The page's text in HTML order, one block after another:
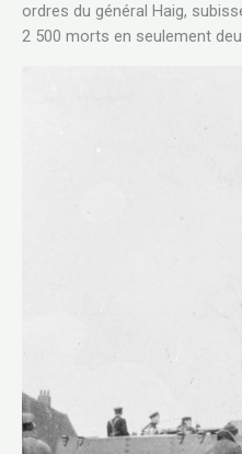
ordres du général Haig,
2 500 morts en seulement